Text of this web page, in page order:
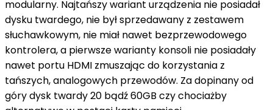
modularny. Najtańszy wariant urządzenia nie posiadał
dysku twardego, nie był sprzedawany z zestawem
słuchawkowym, nie miał nawet bezprzewodowego
kontrolera, a pierwsze warianty konsoli nie posiadały
nawet portu HDMI zmuszając do korzystania z
tańszych, analogowych przewodów. Za dopinany od
góry dysk twardy 20 bądź 60GB czy chociażby